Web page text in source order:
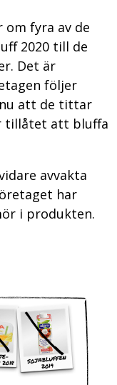
fyra av de
2020 till de
Det är
följer
att de tittar
tillåtet att bluffa
avvakta
har
i produkten.